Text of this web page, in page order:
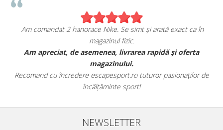
Am comandat 2 hanorace Nike. Se simt și arată exact ca în
magazinul fizic.
Am apreciat, de asemenea, livrarea rapidă și oferta
magazinului.
Recomand cu încredere escapesport.ro tuturor pasionaților de
încălțăminte sport!
NEWSLETTER